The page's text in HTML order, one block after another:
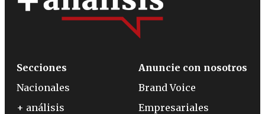
Secciones
Nacionales
+ análisis
Anuncie con nosotros
Brand Voice
Empresariales